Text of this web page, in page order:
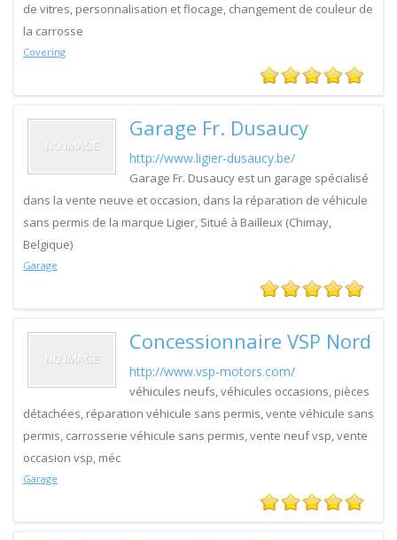
de vitres, personnalisation et flocage, changement de couleur de
la carrosse
Covering
Garage Fr. Dusaucy
http://www.ligier-dusaucy.be/
Garage Fr. Dusaucy est un garage spécialisé
dans la vente neuve et occasion, dans la réparation de véhicule
sans permis de la marque Ligier, Situé à Bailleux (Chimay,
Belgique)
Garage
Concessionnaire VSP Nord
http://www.vsp-motors.com/
véhicules neufs, véhicules occasions, pièces
détachées, réparation véhicule sans permis, vente véhicule sans
permis, carrosserie véhicule sans permis, vente neuf vsp, vente
occasion vsp, méc
Garage